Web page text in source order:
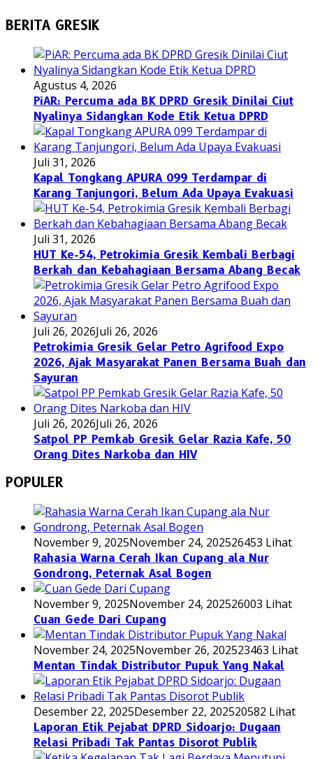
BERITA GRESIK
Agustus 4, 2026
PiAR: Percuma ada BK DPRD Gresik Dinilai Ciut
Nyalinya Sidangkan Kode Etik Ketua DPRD
Juli 31, 2026
Kapal Tongkang APURA 099 Terdampar di
Karang Tanjungori, Belum Ada Upaya Evakuasi
Juli 31, 2026
HUT Ke-54, Petrokimia Gresik Kembali Berbagi
Berkah dan Kebahagiaan Bersama Abang Becak
Juli 26, 2026Juli 26, 2026
Petrokimia Gresik Gelar Petro Agrifood Expo
2026, Ajak Masyarakat Panen Bersama Buah dan
Sayuran
Juli 26, 2026Juli 26, 2026
Satpol PP Pemkab Gresik Gelar Razia Kafe, 50
Orang Dites Narkoba dan HIV
POPULER
November 9, 2025November 24, 202526453 Lihat
Rahasia Warna Cerah Ikan Cupang ala Nur
Gondrong, Peternak Asal Bogen
November 9, 2025November 24, 202526003 Lihat
Cuan Gede Dari Cupang
November 24, 2025November 26, 202523463 Lihat
Mentan Tindak Distributor Pupuk Yang Nakal
Desember 22, 2025Desember 22, 202520582 Lihat
Laporan Etik Pejabat DPRD Sidoarjo: Dugaan
Relasi Pribadi Tak Pantas Disorot Publik